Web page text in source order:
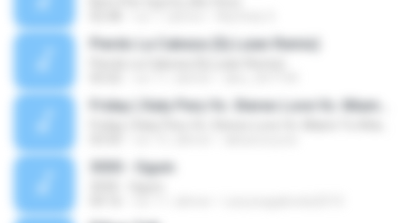
Pierdo La Cabeza (Dj Luian Remix)
3030 - Ogum